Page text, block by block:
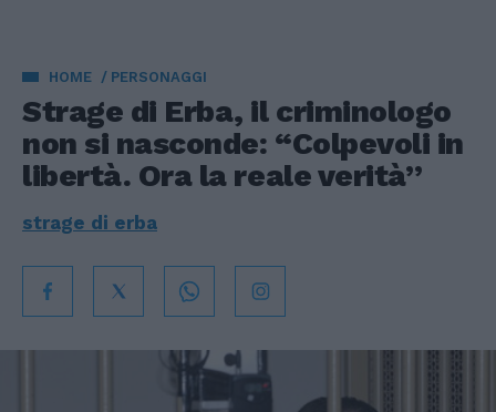
HOME PERSONAGGI
Strage di Erba, il criminologo
non si nasconde: “Colpevoli in
libertà. Ora la reale verità”
strage di erba